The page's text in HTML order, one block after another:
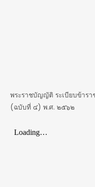
พระราชบัญญัติ ระเบียบข้ารา
(ฉบับที่ ๔) พ.ศ. ๒๕๖๒